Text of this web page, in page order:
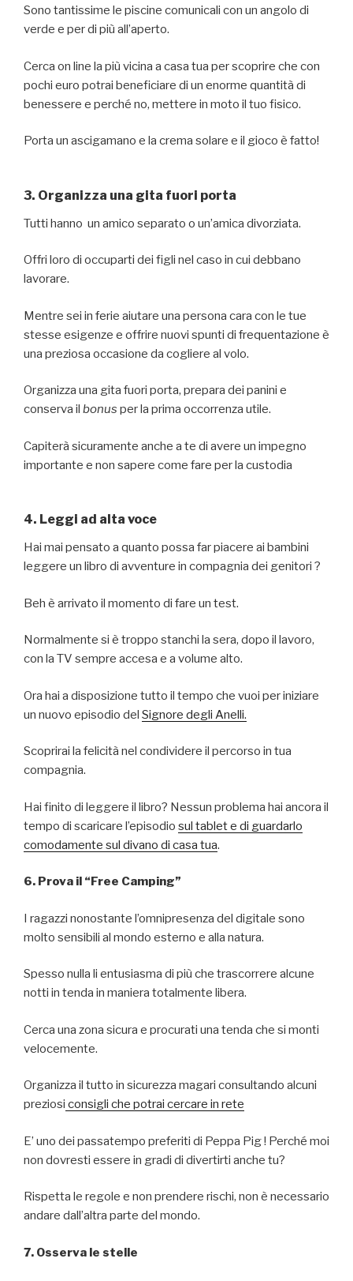
Sono tantissime le piscine comunicali con un angolo di
verde e per di più all’aperto.
Cerca on line la più vicina a casa tua per scoprire che con
pochi euro potrai beneficiare di un enorme quantità di
benessere e perché no, mettere in moto il tuo fisico.
Porta un ascigamano e la crema solare e il gioco è fatto!
3. Organizza una gita fuori porta
Tutti hanno un amico separato o un’amica divorziata.
Offri loro di occuparti dei figli nel caso in cui debbano
lavorare.
Mentre sei in ferie aiutare una persona cara con le tue
stesse esigenze e offrire nuovi spunti di frequentazione è
una preziosa occasione da cogliere al volo.
Organizza una gita fuori porta, prepara dei panini e
conserva il bonus per la prima occorrenza utile.
Capiterà sicuramente anche a te di avere un impegno
importante e non sapere come fare per la custodia
4. Leggi ad alta voce
Hai mai pensato a quanto possa far piacere ai bambini
leggere un libro di avventure in compagnia dei genitori ?
Beh è arrivato il momento di fare un test.
Normalmente si è troppo stanchi la sera, dopo il lavoro,
con la TV sempre accesa e a volume alto.
Ora hai a disposizione tutto il tempo che vuoi per iniziare
un nuovo episodio del Signore degli Anelli.
Scoprirai la felicità nel condividere il percorso in tua
compagnia.
Hai finito di leggere il libro? Nessun problema hai ancora il
tempo di scaricare l’episodio sul tablet e di guardarlo
comodamente sul divano di casa tua.
6. Prova il “Free Camping”
I ragazzi nonostante l’omnipresenza del digitale sono
molto sensibili al mondo esterno e alla natura.
Spesso nulla li entusiasma di più che trascorrere alcune
notti in tenda in maniera totalmente libera.
Cerca una zona sicura e procurati una tenda che si monti
velocemente.
Organizza il tutto in sicurezza magari consultando alcuni
preziosi consigli che potrai cercare in rete
E’ uno dei passatempo preferiti di Peppa Pig ! Perché moi
non dovresti essere in gradi di divertirti anche tu?
Rispetta le regole e non prendere rischi, non è necessario
andare dall’altra parte del mondo.
7. Osserva le stelle